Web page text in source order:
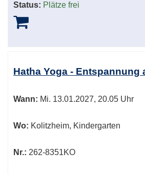
Status: Plätze frei
Hatha Yoga - Entspannung
Wann: Mi. 13.01.2027, 20.05 Uhr
Wo: Kolitzheim, Kindergarten
Nr.: 262-8351KO